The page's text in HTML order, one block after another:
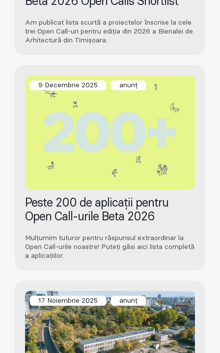
Am publicat lista scurtă a proiectelor înscrise la cele
trei Open Call-uri pentru ediția din 2026 a Bienalei de
Arhitectură din Timișoara.
9 Decembrie 2025 anunț
Peste 200 de aplicații pentru
Open Call-urile Beta 2026
Mulțumim tuturor pentru răspunsul extraordinar la
Open Call-urile noastre! Puteți găsi aici lista completă
a aplicațiilor.
17 Noiembrie 2025 anunț